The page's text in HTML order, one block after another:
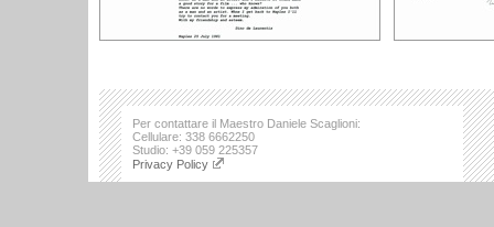
Per contattare il Maestro Daniele Scaglioni:
Cellulare: 338 6662250
Studio: +39 059 225357
Privacy Policy